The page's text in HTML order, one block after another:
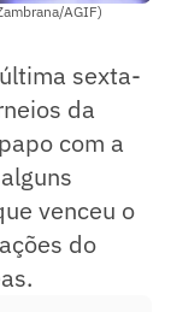
AGIF)
sexta-
da
com a
venceu o
do